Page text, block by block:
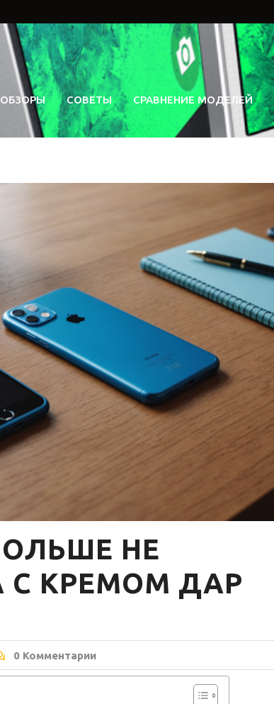
ОБЗОРЫ СОВЕТЫ СРАВНЕНИЕ МОДЕЛЕЙ
НЕ
С КРЕМОМ ДАР
0 Комментарии